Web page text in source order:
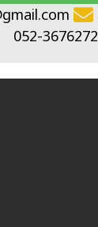
052-3676272